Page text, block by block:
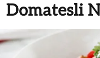
Domatesli